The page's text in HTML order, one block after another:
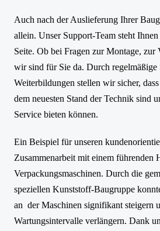
Auch nach der Auslieferung Ihrer
allein. Unser Support-Team steht
Seite. Ob bei Fragen zur Montage, zur
wir sind für Sie da. Durch regelmäßige
Weiterbildungen stellen wir sicher,
dem neuesten Stand der Technik sind
Service bieten können.
Ein Beispiel für unseren
Zusammenarbeit mit einem führenden
Verpackungsmaschinen. Durch die
speziellen Kunststoff-Baugruppe
an der Maschinen signifikant steigern
Wartungsintervalle verlängern. Dank